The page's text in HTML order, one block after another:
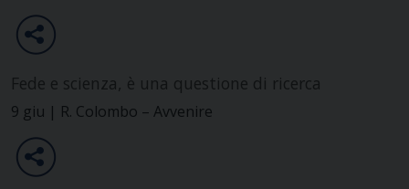
Fede e scienza, è una questione di ricerca
9 giu | R. Colombo – Avvenire